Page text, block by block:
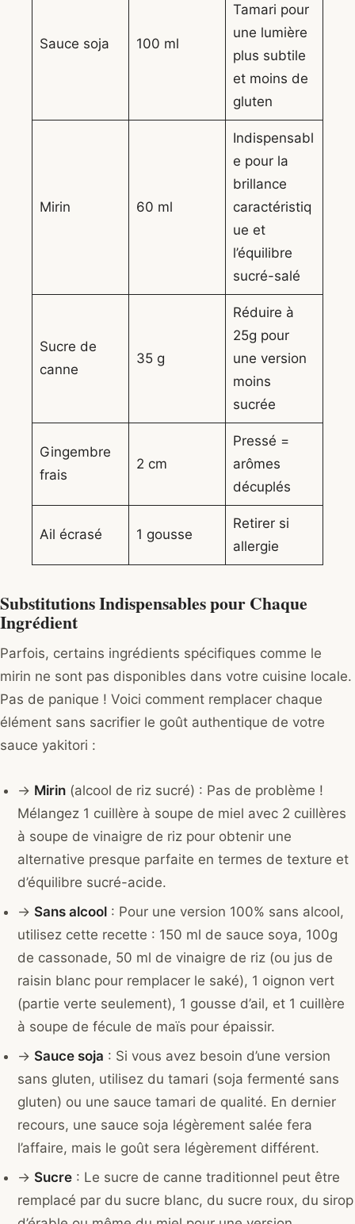
Sauce soja 100 ml
Tamari pour
une lumière
plus subtile
et moins de
gluten
Mirin 60 ml
Indispensabl
e pour la
brillance
caractéristiq
ue et
l’équilibre
sucré-salé
Sucre de
canne
35 g
Réduire à
25g pour
une version
moins
sucrée
Gingembre
frais
2 cm
Pressé =
arômes
décuplés
Ail écrasé 1 gousse
Retirer si
allergie
Substitutions Indispensables pour Chaque
Ingrédient
Parfois, certains ingrédients spécifiques comme le
mirin ne sont pas disponibles dans votre cuisine locale.
Pas de panique ! Voici comment remplacer chaque
élément sans sacrifier le goût authentique de votre
sauce yakitori :
→ Mirin (alcool de riz sucré) : Pas de problème !
Mélangez 1 cuillère à soupe de miel avec 2 cuillères
à soupe de vinaigre de riz pour obtenir une
alternative presque parfaite en termes de texture et
d’équilibre sucré-acide.
→ Sans alcool : Pour une version 100% sans alcool,
utilisez cette recette : 150 ml de sauce soya, 100g
de cassonade, 50 ml de vinaigre de riz (ou jus de
raisin blanc pour remplacer le saké), 1 oignon vert
(partie verte seulement), 1 gousse d’ail, et 1 cuillère
à soupe de fécule de maïs pour épaissir.
→ Sauce soja : Si vous avez besoin d’une version
sans gluten, utilisez du tamari (soja fermenté sans
gluten) ou une sauce tamari de qualité. En dernier
recours, une sauce soja légèrement salée fera
l’affaire, mais le goût sera légèrement différent.
→ Sucre : Le sucre de canne traditionnel peut être
remplacé par du sucre blanc, du sucre roux, du sirop